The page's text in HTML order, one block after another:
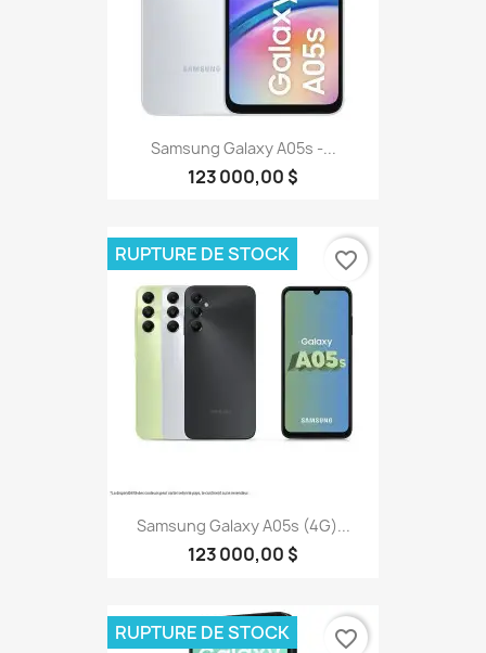
Samsung Galaxy A05s -...
123 000,00 $
Samsung Galaxy A05s (4G)...
123 000,00 $
RUPTURE DE STOCK favorite_border
RUPTURE DE STOCK favorite_border